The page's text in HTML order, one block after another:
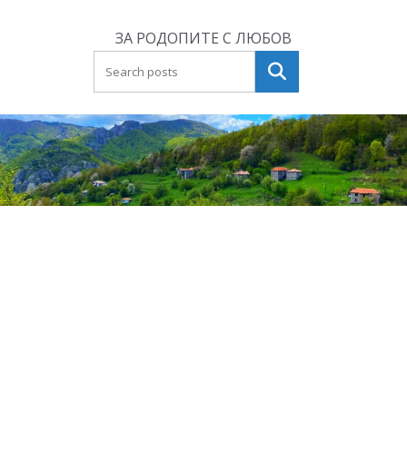
ЗА РОДОПИТЕ С ЛЮБОВ
Търсене